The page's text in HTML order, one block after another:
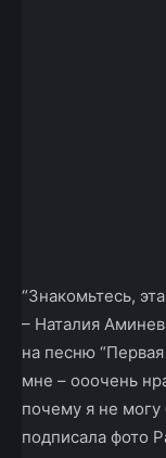
“Знакомьтесь,
– Наталия
на песню
мне – ооочень
почему я не могу
подписала фото